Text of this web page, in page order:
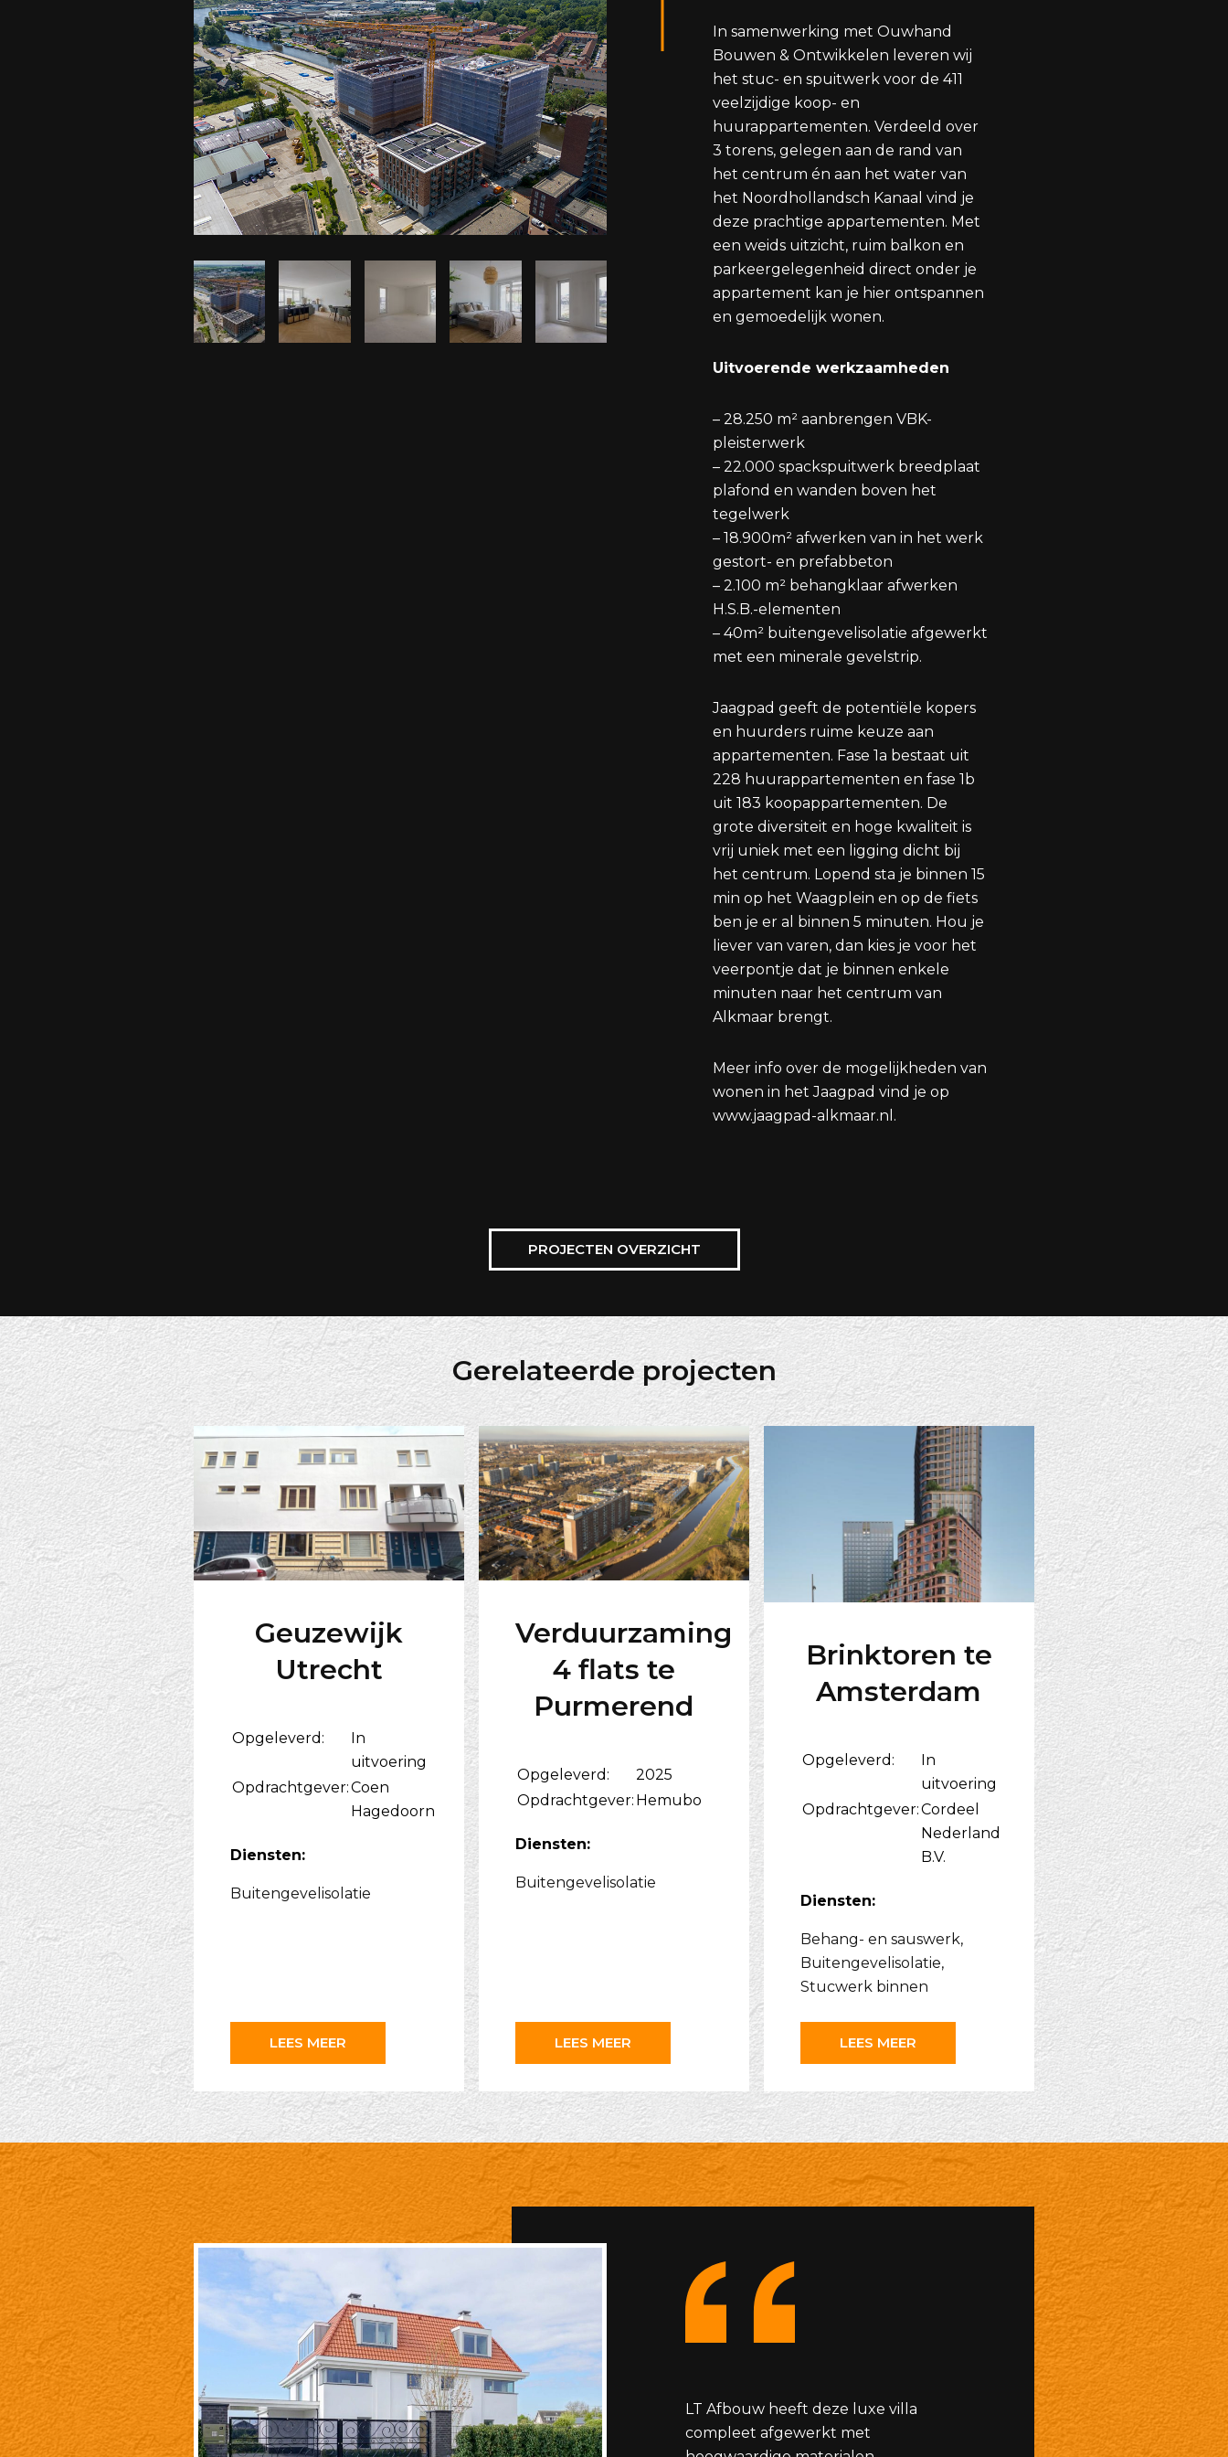
In samenwerking met Ouwhand
Bouwen & Ontwikkelen leveren wij
het stuc- en spuitwerk voor de 411
veelzijdige koop- en
huurappartementen. Verdeeld over
3 torens, gelegen aan de rand van
het centrum én aan het water van
het Noordhollandsch Kanaal vind je
deze prachtige appartementen. Met
een weids uitzicht, ruim balkon en
parkeergelegenheid direct onder je
appartement kan je hier ontspannen
en gemoedelijk wonen.
Uitvoerende werkzaamheden
– 28.250 m² aanbrengen VBK-
pleisterwerk
– 22.000 spackspuitwerk breedplaat
plafond en wanden boven het
tegelwerk
– 18.900m² afwerken van in het werk
gestort- en prefabbeton
– 2.100 m² behangklaar afwerken
H.S.B.-elementen
– 40m² buitengevelisolatie afgewerkt
met een minerale gevelstrip.
Jaagpad geeft de potentiële kopers
en huurders ruime keuze aan
appartementen. Fase 1a bestaat uit
228 huurappartementen en fase 1b
uit 183 koopappartementen. De
grote diversiteit en hoge kwaliteit is
vrij uniek met een ligging dicht bij
het centrum. Lopend sta je binnen 15
min op het Waagplein en op de fiets
ben je er al binnen 5 minuten. Hou je
liever van varen, dan kies je voor het
veerpontje dat je binnen enkele
minuten naar het centrum van
Alkmaar brengt.
Meer info over de mogelijkheden van
wonen in het Jaagpad vind je op
www.jaagpad-alkmaar.nl .
PROJECTEN OVERZICHT
Gerelateerde projecten
Geuzewijk
Utrecht
Opgeleverd:
In
uitvoering
Opdrachtgever:Coen
Hagedoorn
Diensten:
Buitengevelisolatie
LEES MEER
Verduurzaming
4 flats te
Purmerend
Opgeleverd:
2025
Opdrachtgever: Hemubo
Diensten:
Buitengevelisolatie
LEES MEER
Brinktoren te
Amsterdam
Opgeleverd:
In
uitvoering
Opdrachtgever:Cordeel
Nederland
B.V.
Diensten:
Behang- en sauswerk,
Buitengevelisolatie,
Stucwerk binnen
LEES MEER
villa
LT Afbouw heeft deze luxe villa
compleet afgewerkt met